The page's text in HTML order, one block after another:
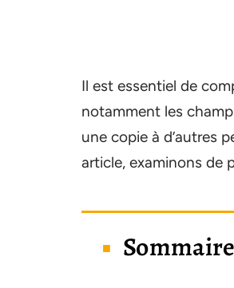
Il est essentiel de
notamment les
une copie à d’autres
article, examinons de
Sommaire